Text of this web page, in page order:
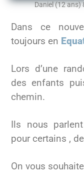
Daniel (12 ans)
Dans ce
toujours en
Lors d’une
des enfants
chemin.
Ils nous
pour certains ,
On vous